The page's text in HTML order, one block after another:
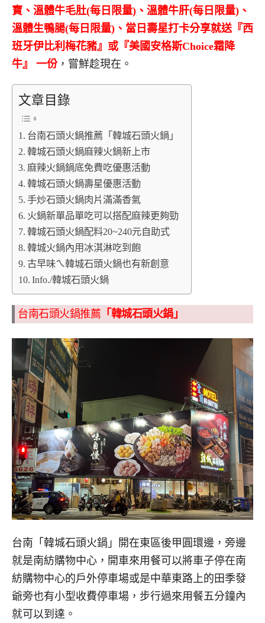
寶、溫體牛毛肚(每日限量) 、溫體牛肝(每日限量) 、
溫體生鴨腸(每日限量) 、當日壽星打卡分享就送『西
班牙伊比利梅花豬』或『美國安格斯Choice霜降
牛』
一份 ，嘗鮮趁現在。
文章目錄
台南石頭火鍋推薦「韓城石頭火鍋」
韓城石頭火鍋麻辣火鍋新上市
麻辣火鍋鍋底免費吃優惠活動
韓城石頭火鍋壽星優惠活動
手炒石頭火鍋肉片滿滿香氣
火鍋新單品單吃可以搭配麻辣更夠勁
韓城石頭火鍋配料20~240元自助式
韓城火鍋內用冰淇淋吃到飽
古早味ㄟ韓城石頭火鍋也有新創意
Info./韓城石頭火鍋
台南石頭火鍋推薦 「韓城石頭火鍋」
台南「韓城石頭火鍋」開在東區後甲圓環邊，旁邊
就是南紡購物中心，開車來用餐可以將車子停在南
紡購物中心的戶外停車場或是中華東路上的田季發
爺旁也有小型收費停車場，步行過來用餐五分鐘內
就可以到達。